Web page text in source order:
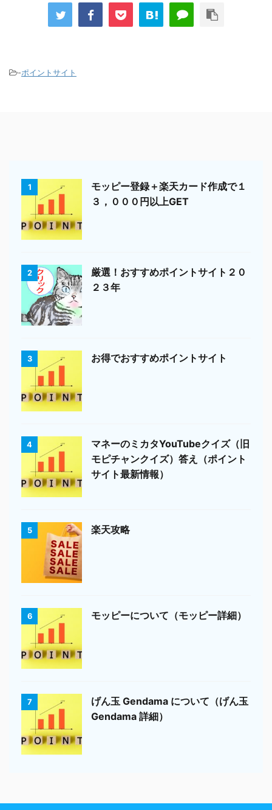
-ポイントサイト
1
モッピー登録＋楽天カード作成で１
３，０００円以上GET
2
厳選！おすすめポイントサイト２０
２３年
3 お得でおすすめポイントサイト
4
マネーのミカタYouTubeクイズ（旧
モピチャンクイズ）答え（ポイント
サイト最新情報）
5 楽天攻略
6 モッピーについて（モッピー詳細）
7
げん玉 Gendama について（げん玉
Gendama 詳細）